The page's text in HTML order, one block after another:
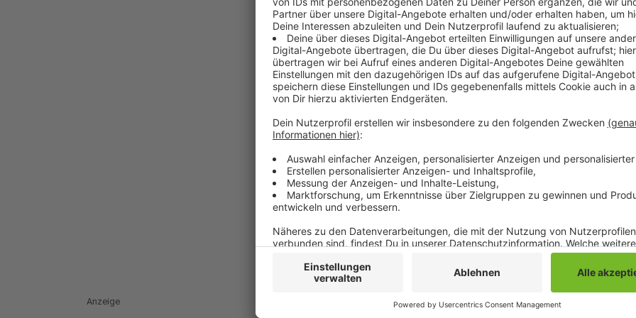
Comedy
Elvis Eifel -
Anzeige
Anzeige